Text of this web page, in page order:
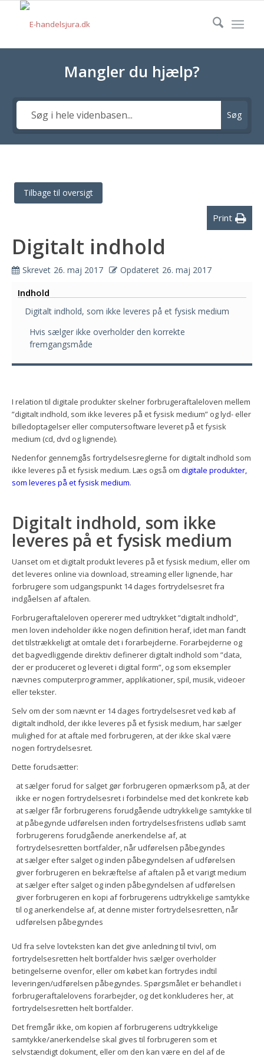
Mangler du hjælp?
Søg
Tilbage til oversigt
Print
Digitalt indhold
Skrevet 26. maj 2017 Opdateret 26. maj 2017
Indhold
Digitalt indhold, som ikke leveres på et fysisk medium
Hvis sælger ikke overholder den korrekte
fremgangsmåde
I relation til digitale produkter skelner forbrugeraftaleloven mellem
”digitalt indhold, som ikke leveres på et fysisk medium” og lyd- eller
billedoptagelser eller computersoftware leveret på et fysisk
medium (cd, dvd og lignende).
Nedenfor gennemgås fortrydelsesreglerne for digitalt indhold som
ikke leveres på et fysisk medium. Læs også om digitale produkter,
som leveres på et fysisk medium.
Digitalt indhold, som ikke
leveres på et fysisk medium
Uanset om et digitalt produkt leveres på et fysisk medium, eller om
det leveres online via download, streaming eller lignende, har
forbrugere som udgangspunkt 14 dages fortrydelsesret fra
indgåelsen af aftalen.
Forbrugeraftaleloven opererer med udtrykket ”digitalt indhold”,
men loven indeholder ikke nogen definition heraf, idet man fandt
det tilstrækkeligt at omtale det i forarbejderne. Forarbejderne og
det bagvedliggende direktiv definerer digitalt indhold som ”data,
der er produceret og leveret i digital form”, og som eksempler
nævnes computerprogrammer, applikationer, spil, musik, videoer
eller tekster.
Selv om der som nævnt er 14 dages fortrydelsesret ved køb af
digitalt indhold, der ikke leveres på et fysisk medium, har sælger
mulighed for at aftale med forbrugeren, at der ikke skal være
nogen fortrydelsesret.
Dette forudsætter:
at sælger forud for salget gør forbrugeren opmærksom på, at der
ikke er nogen fortrydelsesret i forbindelse med det konkrete køb
at sælger får forbrugerens forudgående udtrykkelige samtykke til
at påbegynde udførelsen inden fortrydelsesfristens udløb samt
forbrugerens forudgående anerkendelse af, at
fortrydelsesretten bortfalder, når udførelsen påbegyndes
at sælger efter salget og inden påbegyndelsen af udførelsen
giver forbrugeren en bekræftelse af aftalen på et varigt medium
at sælger efter salget og inden påbegyndelsen af udførelsen
giver forbrugeren en kopi af forbrugerens udtrykkelige samtykke
til og anerkendelse af, at denne mister fortrydelsesretten, når
udførelsen påbegyndes
Ud fra selve lovteksten kan det give anledning til tvivl, om
fortrydelsesretten helt bortfalder hvis sælger overholder
betingelserne ovenfor, eller om købet kan fortrydes indtil
leveringen/udførelsen påbegyndes. Spørgsmålet er behandlet i
forbrugeraftalelovens forarbejder, og det konkluderes her, at
fortrydelsesretten helt bortfalder.
Det fremgår ikke, om kopien af forbrugerens udtrykkelige
samtykke/anerkendelse skal gives til forbrugeren som et
selvstændigt dokument, eller om den kan være en del af de